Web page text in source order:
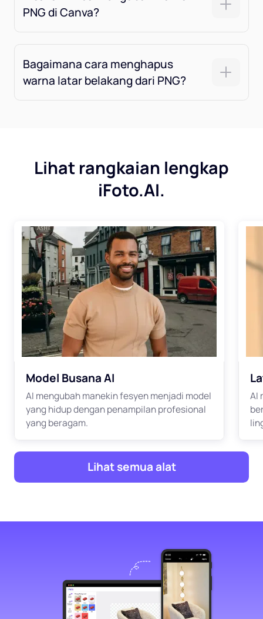
PNG di Canva?
Bagaimana cara menghapus
warna latar belakang dari PNG?
Lihat rangkaian lengkap
iFoto.AI.
Model Busana AI
AI mengubah manekin fesyen menjadi model
yang hidup dengan penampilan profesional
yang beragam.
AI
Lihat semua alat